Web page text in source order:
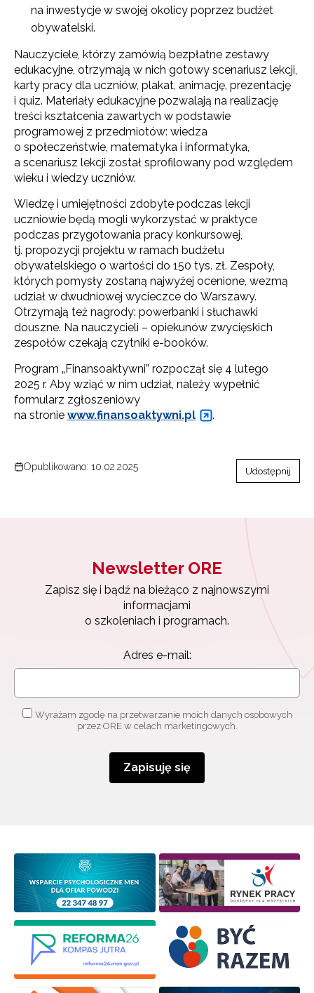
na inwestycje w swojej okolicy poprzez budżet
obywatelski.
Nauczyciele, którzy zamówią bezpłatne zestawy
edukacyjne, otrzymają w nich gotowy scenariusz lekcji,
karty pracy dla uczniów, plakat, animację, prezentację
i quiz. Materiały edukacyjne pozwalają na realizację
treści kształcenia zawartych w podstawie
programowej z przedmiotów: wiedza
o społeczeństwie, matematyka i informatyka,
a scenariusz lekcji został sprofilowany pod względem
wieku i wiedzy uczniów.
Wiedzę i umiejętności zdobyte podczas lekcji
uczniowie będą mogli wykorzystać w praktyce
podczas przygotowania pracy konkursowej,
tj. propozycji projektu w ramach budżetu
obywatelskiego o wartości do 150 tys. zł. Zespoły,
których pomysły zostaną najwyżej ocenione, wezmą
udział w dwudniowej wycieczce do Warszawy.
Otrzymają też nagrody: powerbanki i słuchawki
douszne. Na nauczycieli – opiekunów zwycięskich
zespołów czekają czytniki e-booków.
Program „Finansoaktywni” rozpoczął się 4 lutego
2025 r. Aby wziąć w nim udział, należy wypełnić
formularz zgłoszeniowy
na stronie www.finansoaktywni.pl .
Opublikowano: 10.02.2025 Udostępnij
Newsletter ORE
Zapisz się i bądź na bieżąco z najnowszymi
informacjami
o szkoleniach i programach.
Adres e-mail:
Wyrażam zgodę na przetwarzanie moich danych osobowych
przez ORE w celach marketingowych.
Zapisuję się